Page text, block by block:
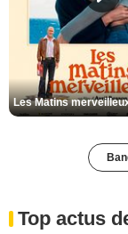
Top actus